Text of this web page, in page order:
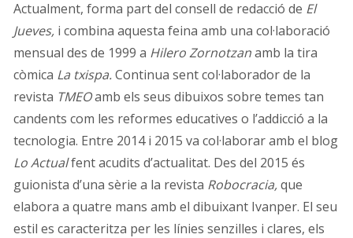
Actualment, forma part del consell de redacció de El
Jueves, i combina aquesta feina amb una col·laboració
mensual des de 1999 a Hilero Zornotzanamb la tira
còmica La txispa.Continua sent col·laborador de la
revista TMEOamb els seus dibuixos sobre temes tan
candents com les reformes educatives o l’addicció a la
tecnologia. Entre 2014 i 2015 va col·laborar amb el blog
Lo Actualfent acudits d’actualitat. Des del 2015 és
guionista d’una sèrie a la revista Robocracia,que
elabora a quatre mans amb el dibuixant Ivanper. El seu
estil es caracteritza per les línies senzilles i clares, els